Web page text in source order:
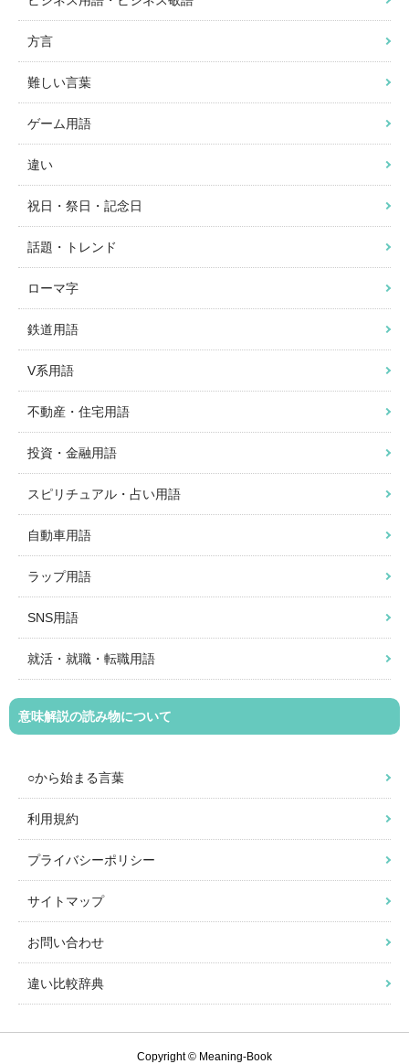
方言
難しい言葉
ゲーム用語
違い
祝日・祭日・記念日
話題・トレンド
ローマ字
鉄道用語
V系用語
不動産・住宅用語
投資・金融用語
スピリチュアル・占い用語
自動車用語
ラップ用語
SNS用語
就活・就職・転職用語
意味解説の読み物について
○から始まる言葉
利用規約
プライバシーポリシー
サイトマップ
お問い合わせ
違い比較辞典
Copyright © Meaning-Book